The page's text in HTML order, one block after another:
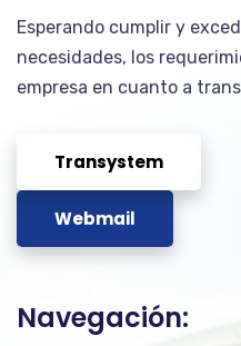
Esperando cumplir y
necesidades, los
empresa en cuanto a
Transystem
Webmail
Navegación: